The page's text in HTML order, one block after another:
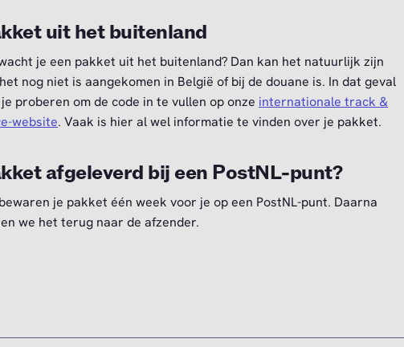
uit het buitenland
je een pakket uit het buitenland? Dan kan het natuurlijk zijn
nog niet is aangekomen in België of bij de douane is. In dat geval
proberen om de code in te vullen op onze internationale track &
website. Vaak is hier al wel informatie te vinden over je pakket.
afgeleverd bij een PostNL-punt?
je pakket één week voor je op een PostNL-punt. Daarna
we het terug naar de afzender.